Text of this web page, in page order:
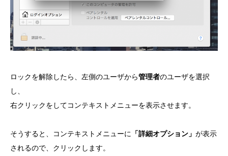
ロックを解除したら、左側のユーザから管理者のユーザを選択
し、
右クリックをしてコンテキストメニューを表示させます。
そうすると、コンテキストメニューに 「詳細オプション」 が表示
されるので、クリックします。